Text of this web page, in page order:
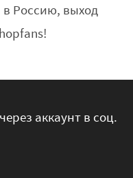
Россию, выход
аккаунт в соц.